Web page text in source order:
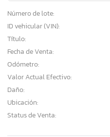
Número de lote:
ID vehicular (VIN):
Título:
Fecha de Venta:
Odómetro:
Valor Actual Efectivo:
Daño:
Ubicación:
Status de Venta: